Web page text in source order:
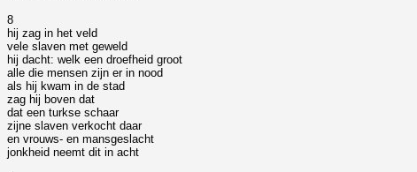
8
hij zag in het veld
vele slaven met geweld
hij dacht: welk een droefheid groot
alle die mensen zijn er in nood
als hij kwam in de stad
zag hij boven dat
dat een turkse schaar
zijne slaven verkocht daar
en vrouws- en mansgeslacht
jonkheid neemt dit in acht